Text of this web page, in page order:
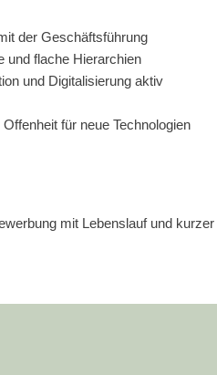
der Geschäftsführung
und flache Hierarchien
und Digitalisierung aktiv
für neue Technologien
mit Lebenslauf und kurzer